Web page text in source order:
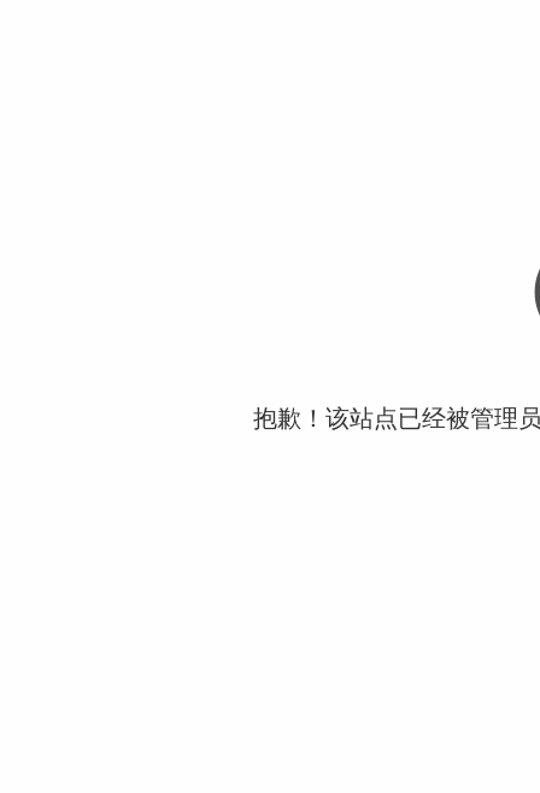
抱歉！该站点已经被管理